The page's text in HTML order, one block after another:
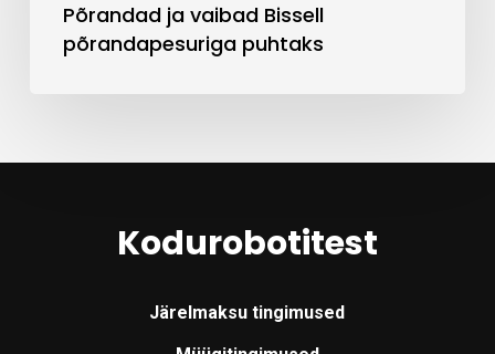
Põrandad ja vaibad Bissell
põrandapesuriga puhtaks
Kodurobotitest
Järelmaksu tingimused